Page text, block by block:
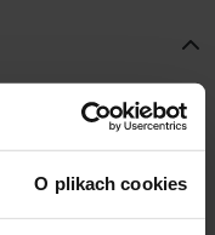
O plikach cookies
LED zintegrowany